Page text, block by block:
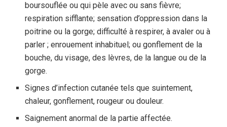
boursouflée ou qui pèle avec ou sans fièvre;
respiration sifflante; sensation d’oppression dans la
poitrine ou la gorge; difficulté à respirer, à avaler ou à
parler ; enrouement inhabituel; ou gonflement de la
bouche, du visage, des lèvres, de la langue ou de la
gorge.
Signes d’infection cutanée tels que suintement,
chaleur, gonflement, rougeur ou douleur.
Saignement anormal de la partie affectée.